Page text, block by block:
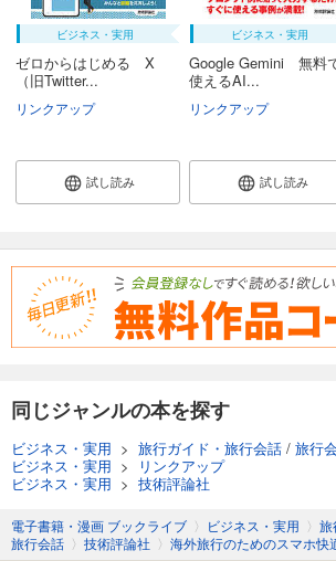
ビジネス・実用
ゼロからはじめる X
（旧Twitter...
リンクアップ
試し読み
ビジネス・実用
Google Gemini 無料
使えるAI...
リンクアップ
試し読み
同じジャンルの本を探す
ビジネス・実用 > 旅行ガイド・旅行会話 / 旅行
ビジネス・実用 >
リンクアップ
ビジネス・実用 > 技術評論社
電子書籍・漫画 ブックライブ 〉 ビジネス・実用 〉 旅
旅行会話 〉 技術評論社 〉 海外旅行のためのスマホ快